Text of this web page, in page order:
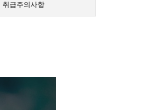
취급주의사항